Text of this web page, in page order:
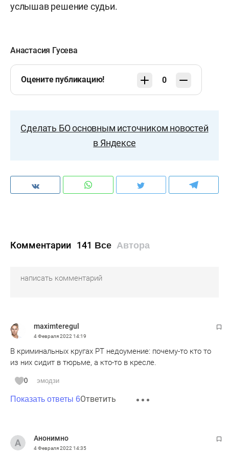
услышав решение судьи.
Анастасия Гусева
Оцените публикацию! 0
Сделать БО основным источником новостей
в Яндексе
Комментарии 141 Все Автора
maximteregul
4 Февраля 2022 14:19
В криминальных кругах РТ недоумение: почему-то кто то
из них сидит в тюрьме, а кто-то в кресле.
0 эмодзи
Показать ответы 6Ответить
Анонимно
4 Февраля 2022 14:35